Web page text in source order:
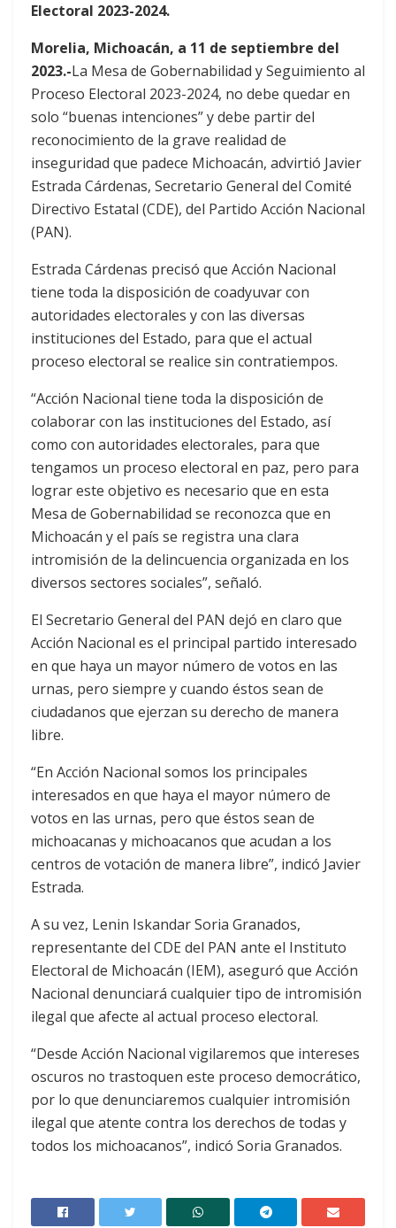
Electoral 2023-2024.
Morelia, Michoacán, a 11 de septiembre del
2023.-La Mesa de Gobernabilidad y Seguimiento al
Proceso Electoral 2023-2024, no debe quedar en
solo “buenas intenciones” y debe partir del
reconocimiento de la grave realidad de
inseguridad que padece Michoacán, advirtió Javier
Estrada Cárdenas, Secretario General del Comité
Directivo Estatal (CDE), del Partido Acción Nacional
(PAN).
Estrada Cárdenas precisó que Acción Nacional
tiene toda la disposición de coadyuvar con
autoridades electorales y con las diversas
instituciones del Estado, para que el actual
proceso electoral se realice sin contratiempos.
“Acción Nacional tiene toda la disposición de
colaborar con las instituciones del Estado, así
como con autoridades electorales, para que
tengamos un proceso electoral en paz, pero para
lograr este objetivo es necesario que en esta
Mesa de Gobernabilidad se reconozca que en
Michoacán y el país se registra una clara
intromisión de la delincuencia organizada en los
diversos sectores sociales”, señaló.
El Secretario General del PAN dejó en claro que
Acción Nacional es el principal partido interesado
en que haya un mayor número de votos en las
urnas, pero siempre y cuando éstos sean de
ciudadanos que ejerzan su derecho de manera
libre.
“En Acción Nacional somos los principales
interesados en que haya el mayor número de
votos en las urnas, pero que éstos sean de
michoacanas y michoacanos que acudan a los
centros de votación de manera libre”, indicó Javier
Estrada.
A su vez, Lenin Iskandar Soria Granados,
representante del CDE del PAN ante el Instituto
Electoral de Michoacán (IEM), aseguró que Acción
Nacional denunciará cualquier tipo de intromisión
ilegal que afecte al actual proceso electoral.
“Desde Acción Nacional vigilaremos que intereses
oscuros no trastoquen este proceso democrático,
por lo que denunciaremos cualquier intromisión
ilegal que atente contra los derechos de todas y
todos los michoacanos”, indicó Soria Granados.